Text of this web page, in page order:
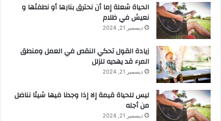
الحياة شعلة إما أن نحترق بنارها أو نطفئها و
نعيش في ظلام
ديسمبر 21, 2024
زيادة القول تحكي النقص في العمل ومنطق
المرء قد يهديه للزلل
ديسمبر 21, 2024
ليس للحياة قيمة إلا إذا وجدنا فيها شيئا نناضل
من أجله
ديسمبر 21, 2024